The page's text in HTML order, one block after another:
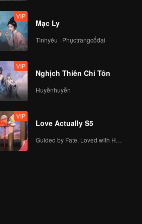
VIP
Mạc Ly
Tìnhyêu · Phụctrangcổđại
VIP
Nghịch Thiên Chí Tôn
Huyềnhuyễn
VIP
Love Actually S5